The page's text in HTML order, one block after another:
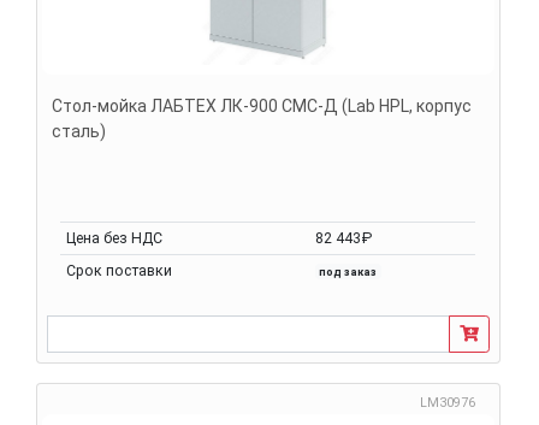
Стол-мойка ЛАБТЕХ ЛК-900 СМС-Д (Lab HPL, корпус
сталь)
Цена без НДС
82 443₽
Срок поставки
под заказ
LM30976